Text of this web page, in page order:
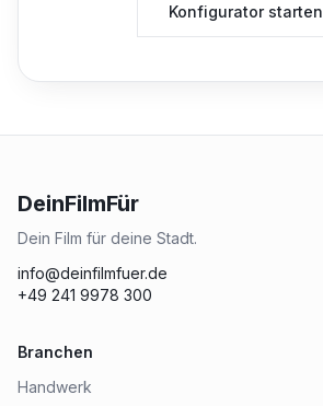
Konfigurator starten
DeinFilmFür
Dein Film für deine Stadt.
info@deinfilmfuer.de
+49 241 9978 300
Branchen
Handwerk